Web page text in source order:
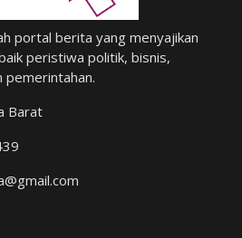
portal berita yang menyajikan
peristiwa politik, bisnis,
pemerintahan.
Barat